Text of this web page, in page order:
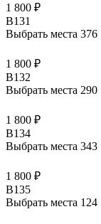
1 800 ₽
B131
Выбрать места 376
1 800 ₽
B132
Выбрать места 290
1 800 ₽
B134
Выбрать места 343
1 800 ₽
B135
Выбрать места 124